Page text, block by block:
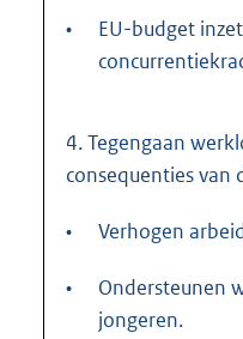
•
EU-budget
4. Tegengaan
consequenties van
• Verhogen
•
Ondersteunen
jongeren.